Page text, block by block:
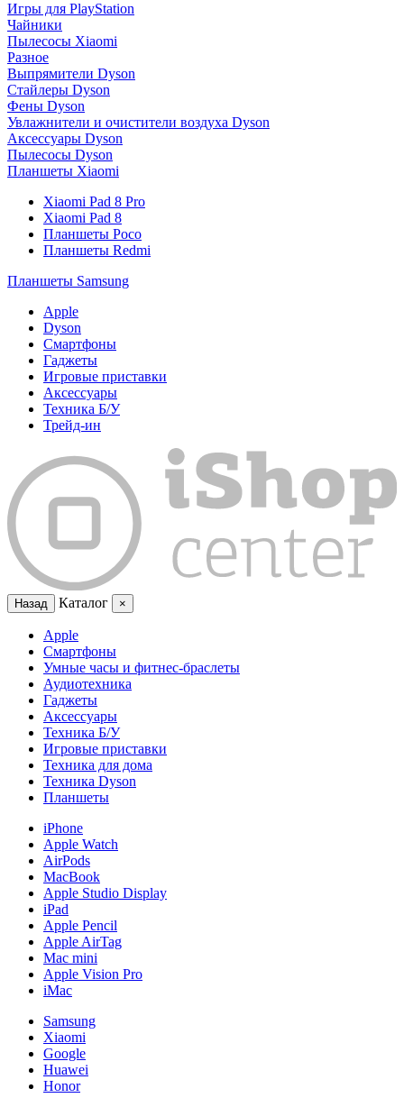
Игры для PlayStation
Чайники
Пылесосы Xiaomi
Разное
Выпрямители Dyson
Стайлеры Dyson
Фены Dyson
Увлажнители и очистители воздуха Dyson
Аксессуары Dyson
Пылесосы Dyson
Планшеты Xiaomi
Xiaomi Pad 8 Pro
Xiaomi Pad 8
Планшеты Poco
Планшеты Redmi
Планшеты Samsung
Apple
Dyson
Смартфоны
Гаджеты
Игровые приставки
Аксессуары
Техника Б/У
Трейд-ин
Назад Каталог ×
Apple
Смартфоны
Умные часы и фитнес-браслеты
Аудиотехника
Гаджеты
Аксессуары
Техника Б/У
Игровые приставки
Техника для дома
Техника Dyson
Планшеты
iPhone
Apple Watch
AirPods
MacBook
Apple Studio Display
iPad
Apple Pencil
Apple AirTag
Mac mini
Apple Vision Pro
iMac
Samsung
Xiaomi
Google
Huawei
Honor